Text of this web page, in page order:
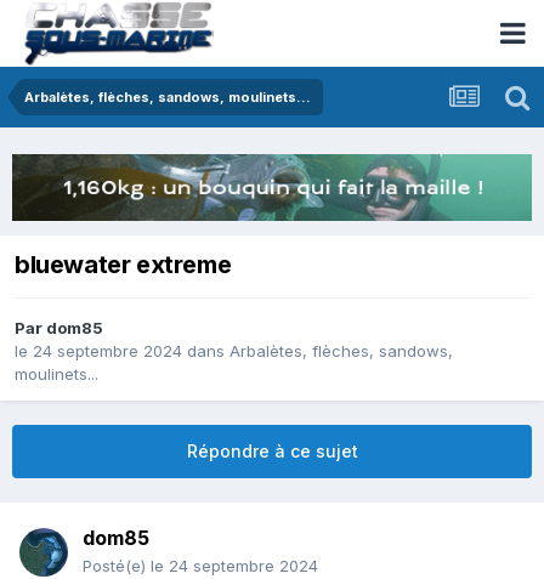
Arbalètes, flèches, sandows, moulinets...
bluewater extreme
Par dom85
le 24 septembre 2024 dans Arbalètes, flèches, sandows,
moulinets...
Répondre à ce sujet
dom85
Posté(e) le 24 septembre 2024